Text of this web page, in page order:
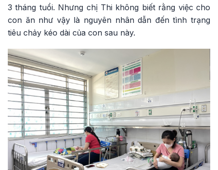
3 tháng tuổi. Nhưng chị Thi không biết rằng việc cho
con ăn như vậy là nguyên nhân dẫn đến tình trạng
tiêu chảy kéo dài của con sau này.